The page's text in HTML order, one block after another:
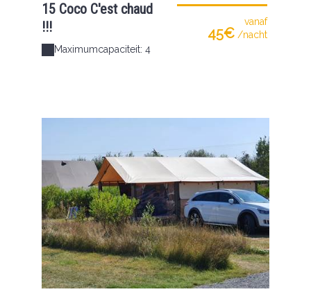
15 Coco C'est chaud
!!!
Maximumcapaciteit: 4
vanaf
45€ /nacht